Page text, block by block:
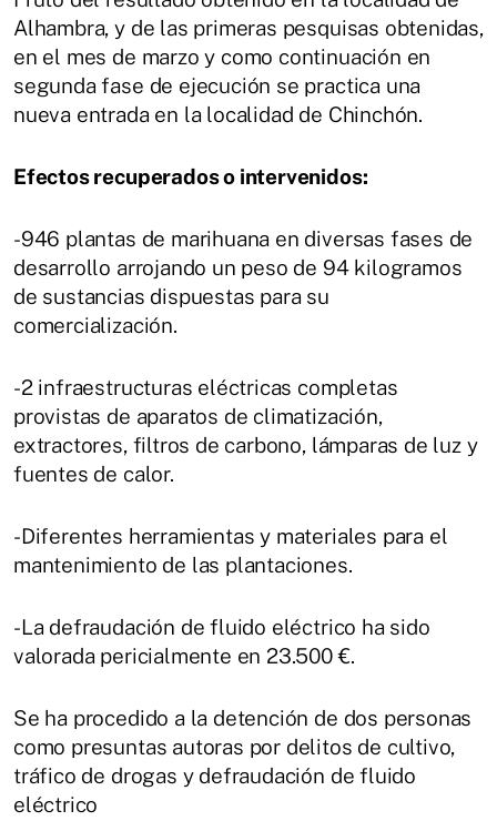
Alhambra, y de las primeras pesquisas obtenidas,
en el mes de marzo y como continuación en
segunda fase de ejecución se practica una
nueva entrada en la localidad de Chinchón.
Efectos recuperados o intervenidos:
-946 plantas de marihuana en diversas fases de
desarrollo arrojando un peso de 94 kilogramos
de sustancias dispuestas para su
comercialización.
-2 infraestructuras eléctricas completas
provistas de aparatos de climatización,
extractores, filtros de carbono, lámparas de luz y
fuentes de calor.
-Diferentes herramientas y materiales para el
mantenimiento de las plantaciones.
-La defraudación de fluido eléctrico ha sido
valorada pericialmente en 23.500 €.
Se ha procedido a la detención de dos personas
como presuntas autoras por delitos de cultivo,
tráfico de drogas y defraudación de fluido
eléctrico